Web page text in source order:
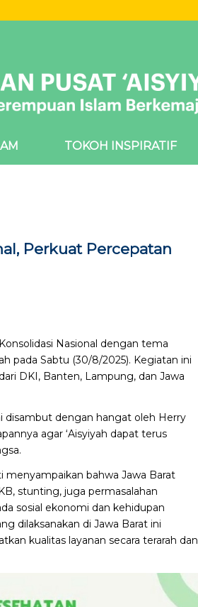
TOKOH INSPIRATIF
Perkuat Percepatan
Nasional dengan tema
pada Sabtu (30/8/2025). Kegiatan ini
DKI, Banten, Lampung, dan Jawa
disambut dengan hangat oleh Herry
agar ‘Aisyiyah dapat terus
menyampaikan bahwa Jawa Barat
stunting, juga permasalahan
sosial ekonomi dan kehidupan
dilaksanakan di Jawa Barat ini
kualitas layanan secara terarah dan